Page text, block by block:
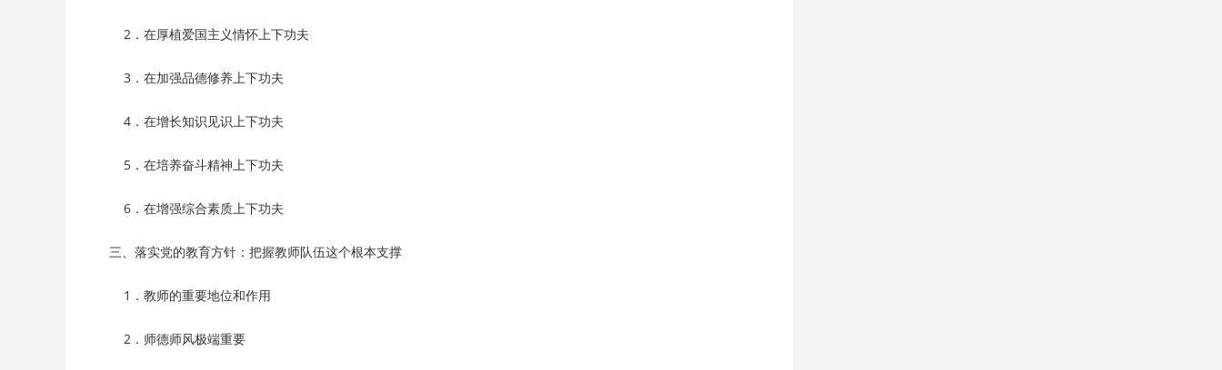
2．在厚植爱国主义情怀上下功夫
3．在加强品德修养上下功夫
4．在增长知识见识上下功夫
5．在培养奋斗精神上下功夫
6．在增强综合素质上下功夫
三、落实党的教育方针：把握教师队伍这个根本支撑
1．教师的重要地位和作用
2．师德师风极端重要